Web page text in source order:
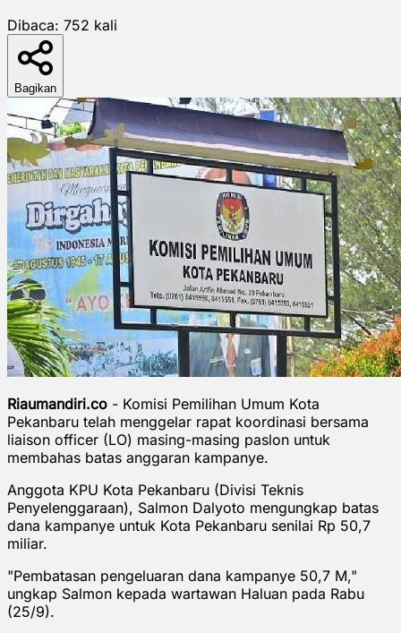
Dibaca: 752 kali
Bagikan
Riaumandiri.co - Komisi Pemilihan Umum Kota
Pekanbaru telah menggelar rapat koordinasi bersama
liaison officer (LO) masing-masing paslon untuk
membahas batas anggaran kampanye.
Anggota KPU Kota Pekanbaru (Divisi Teknis
Penyelenggaraan), Salmon Dalyoto mengungkap batas
dana kampanye untuk Kota Pekanbaru senilai Rp 50,7
miliar.
"Pembatasan pengeluaran dana kampanye 50,7 M,"
ungkap Salmon kepada wartawan Haluan pada Rabu
(25/9).